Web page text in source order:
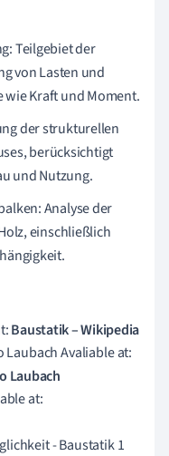
Teilgebiet der
von Lasten und
Kraft und Moment.
der strukturellen
berücksichtigt
und Nutzung.
Analyse der
einschließlich
Baustatik – Wikipedia
Avaliable at:
Laubach
at:
- Baustatik 1